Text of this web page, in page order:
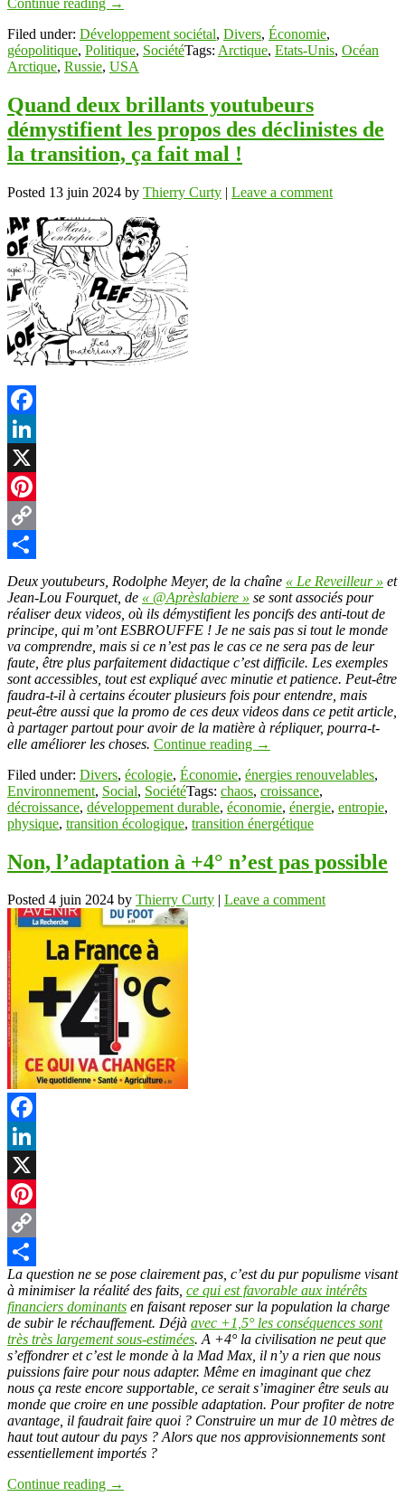
Filed under: Développement sociétal, Divers, Économie,
géopolitique, Politique, SociétéTags: Arctique, Etats-Unis, Océan
Arctique, Russie, USA
Quand deux brillants youtubeurs
démystifient les propos des déclinistes de
la transition, ça fait mal !
Posted 13 juin 2024 by Thierry Curty | Leave a comment
Facebook
LinkedIn
X
Pinterest
Copy
Link
Partager
Deux youtubeurs, Rodolphe Meyer, de la chaîne « Le Reveilleur » et
Jean-Lou Fourquet, de « @Aprèslabiere » se sont associés pour
réaliser deux videos, où ils démystifient les poncifs des anti-tout de
principe, qui m’ont ESBROUFFE ! Je ne sais pas si tout le monde
va comprendre, mais si ce n’est pas le cas ce ne sera pas de leur
faute, être plus parfaitement didactique c’est difficile. Les exemples
sont accessibles, tout est expliqué avec minutie et patience. Peut-être
faudra-t-il à certains écouter plusieurs fois pour entendre, mais
peut-être aussi que la promo de ces deux videos dans ce petit article,
à partager partout pour avoir de la matière à répliquer, pourra-t-
elle améliorer les choses. Continue reading →
Filed under: Divers, écologie, Économie, énergies renouvelables,
Environnement, Social, SociétéTags: chaos, croissance,
décroissance, développement durable, économie, énergie, entropie,
physique, transition écologique, transition énergétique
Non, l’adaptation à +4° n’est pas possible
Posted 4 juin 2024 by Thierry Curty Leave a comment
Facebook
LinkedIn
X
Pinterest
Copy
Link
Partager
La question ne se pose clairement pas, c’est du pur populisme visant
à minimiser la réalité des faits, ce qui est favorable aux intérêts
financiers dominants en faisant reposer sur la population la charge
de subir le réchauffement. Déjà avec +1,5° les conséquences sont
très très largement sous-estimées. A +4° la civilisation ne peut que
s’effondrer et c’est le monde à la Mad Max, il n’y a rien que nous
puissions faire pour nous adapter. Même en imaginant que chez
nous ça reste encore supportable, ce serait s’imaginer être seuls au
monde que croire en une possible adaptation. Pour profiter de notre
avantage, il faudrait faire quoi ? Construire un mur de 10 mètres de
haut tout autour du pays ? Alors que nos approvisionnements sont
essentiellement importés ?
Continue reading →